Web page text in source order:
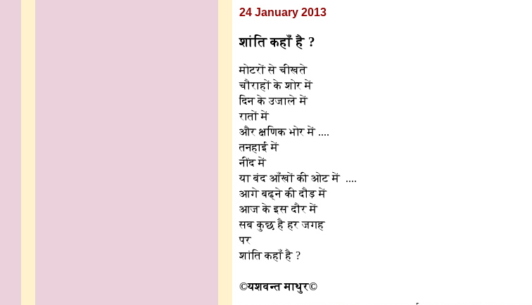
24 January 2013
शांति कहाँ है ?
मोटरों से चीखते
चौराहों के शोर में
दिन के उजाले में
रातों में
और क्षणिक भोर में ....
तनहाई में
नींद में
या बंद आँखों की ओट में ....
आगे बढ्ने की दौड़ में
आज के इस दौर में
सब कुछ है हर जगह
पर
शांति कहाँ है ?
©यशवन्त माथुर©